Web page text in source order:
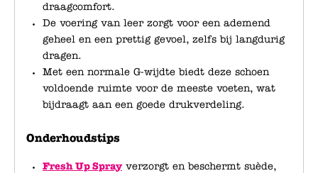
draagcomfort.
De voering van leer zorgt voor een ademend
geheel en een prettig gevoel, zelfs bij langdurig
dragen.
Met een normale G-wijdte biedt deze schoen
voldoende ruimte voor de meeste voeten, wat
bijdraagt aan een goede drukverdeling.
Onderhoudstips
Fresh Up Sprayverzorgt en beschermt suède,